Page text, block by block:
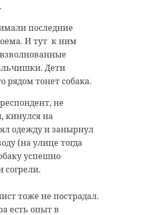
последние
И тут к ним
Дети
рядом тонет собака.
не
кинулся на
одежду и занырнул
(на улице тогда
успешно
тоже не пострадал.
есть опыт в